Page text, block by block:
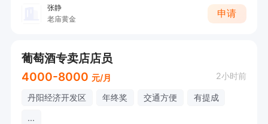
张静
老庙黄金
申请
葡萄酒专卖店店员
4000-8000 元/月 2小时前
丹阳经济开发区 年终奖 交通方便
有提成
...